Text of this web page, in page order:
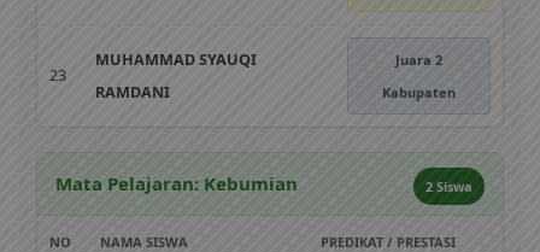
23
MUHAMMAD SYAUQI
RAMDANI
Juara 2
Kabupaten
Mata Pelajaran: Kebumian 2 Siswa
NO NAMA SISWA PREDIKAT / PRESTASI